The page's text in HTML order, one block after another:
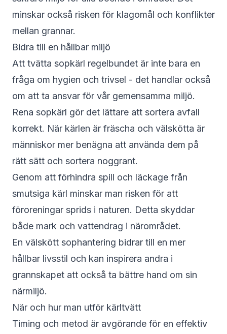
minskar också risken för klagomål och konflikter
mellan grannar.
Bidra till en hållbar miljö
Att tvätta sopkärl regelbundet är inte bara en
fråga om hygien och trivsel - det handlar också
om att ta ansvar för vår gemensamma miljö.
Rena sopkärl gör det lättare att sortera avfall
korrekt. När kärlen är fräscha och välskötta är
människor mer benägna att använda dem på
rätt sätt och sortera noggrant.
Genom att förhindra spill och läckage från
smutsiga kärl minskar man risken för att
föroreningar sprids i naturen. Detta skyddar
både mark och vattendrag i närområdet.
En välskött sophantering bidrar till en mer
hållbar livsstil och kan inspirera andra i
grannskapet att också ta bättre hand om sin
närmiljö.
När och hur man utför kärltvätt
Timing och metod är avgörande för en effektiv